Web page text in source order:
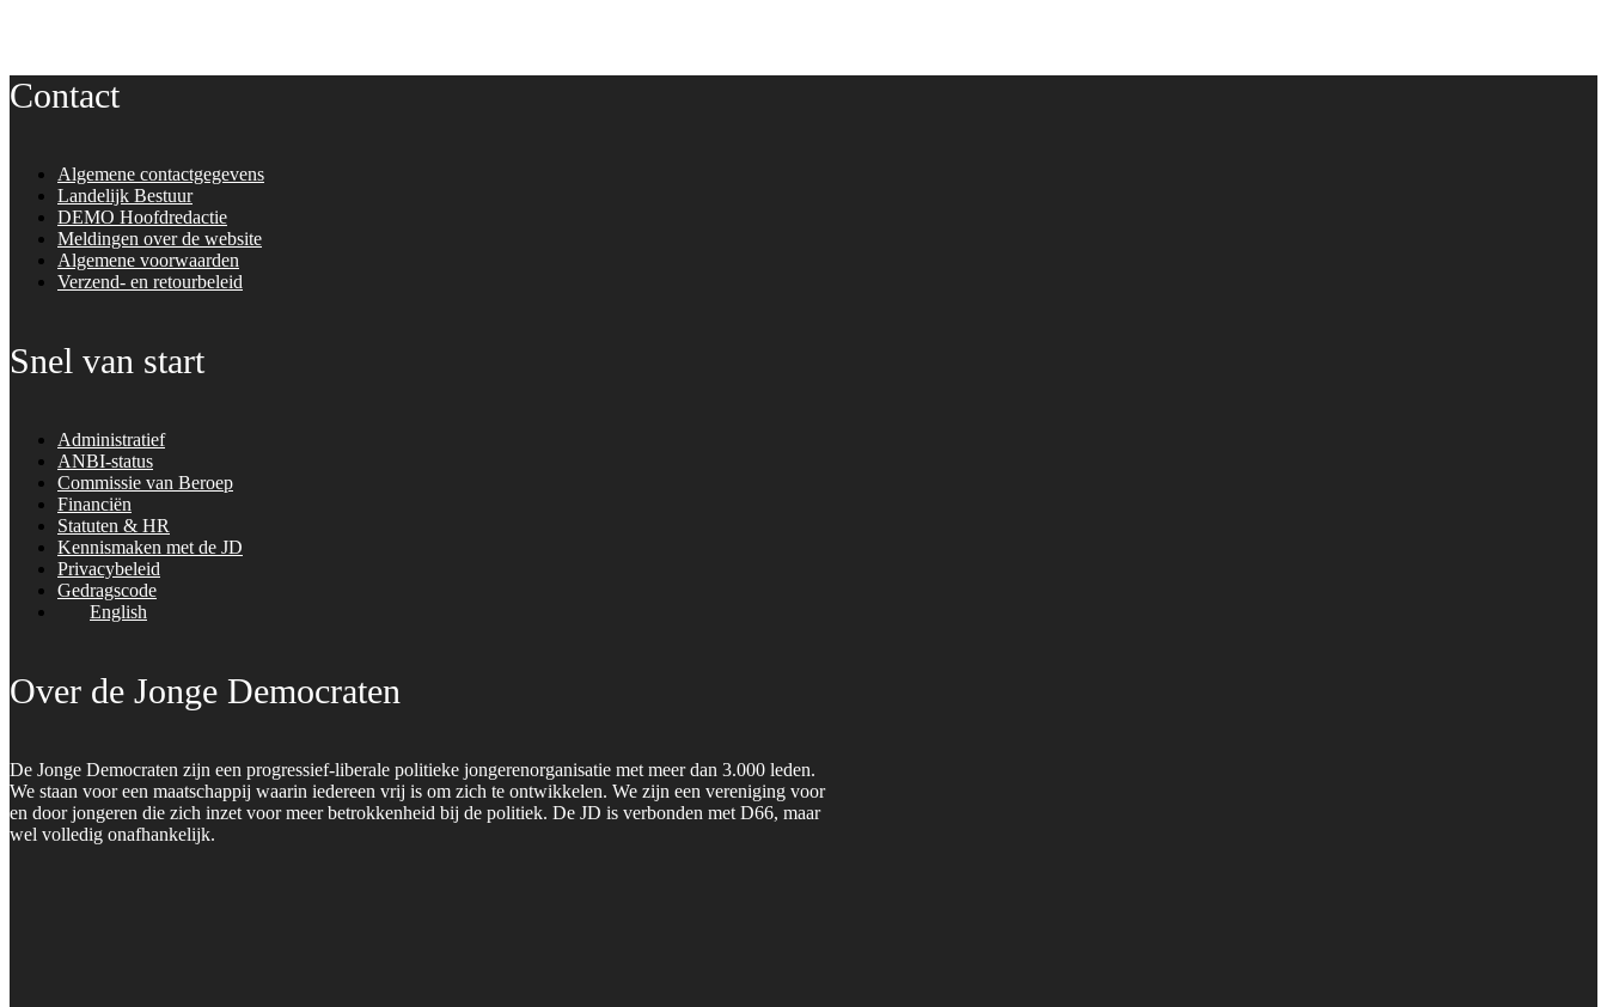
Contact
Algemene contactgegevens
Landelijk Bestuur
DEMO Hoofdredactie
Meldingen over de website
Algemene voorwaarden
Verzend- en retourbeleid
Snel van start
Administratief
ANBI-status
Commissie van Beroep
Financiën
Statuten & HR
Kennismaken met de JD
Privacybeleid
Gedragscode
English
Over de Jonge Democraten
De Jonge Democraten zijn een progressief-liberale politieke jongerenorganisatie met meer dan 3.000 leden.
We staan voor een maatschappij waarin iedereen vrij is om zich te ontwikkelen. We zijn een vereniging voor
en door jongeren die zich inzet voor meer betrokkenheid bij de politiek. De JD is verbonden met D66, maar
wel volledig onafhankelijk.